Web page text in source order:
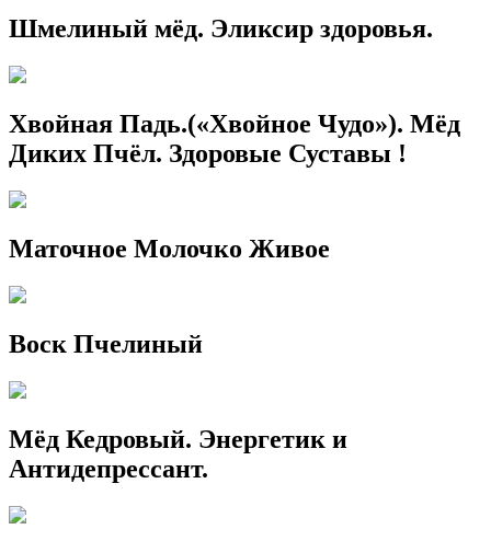
Шмелиный мёд. Эликсир здоровья.
Хвойная Падь.(«Хвойное Чудо»). Мёд
Диких Пчёл. Здоровые Суставы !
Маточное Молочко Живое
Воск Пчелиный
Мёд Кедровый. Энергетик и
Антидепрессант.